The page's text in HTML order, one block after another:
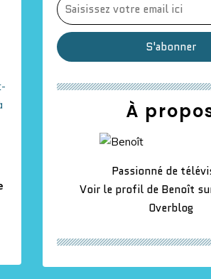
À
Passionné de
Voir le profil de Benoît
Overblog